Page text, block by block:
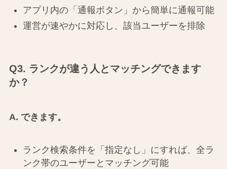
アプリ内の「通報ボタン」から簡単に通報可能
運営が速やかに対応し、該当ユーザーを排除
Q3. ランクが違う人とマッチングできます
か？
A. できます。
ランク検索条件を「指定なし」にすれば、全ラ
ンク帯のユーザーとマッチング可能